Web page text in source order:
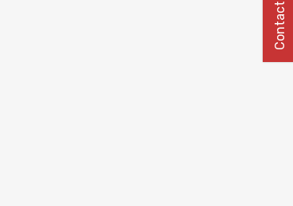
Contact